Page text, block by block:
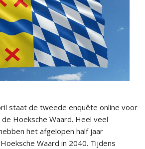
staat de tweede enquête online voor
Hoeksche Waard. Heel veel
het afgelopen half jaar
Waard in 2040. Tijdens